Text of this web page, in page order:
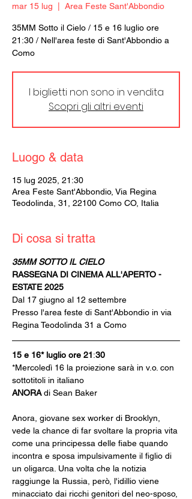
mar 15 lug Area Feste Sant'Abbondio
35MM Sotto il Cielo / 15 e 16 luglio ore
21:30 / Nell'area feste di Sant'Abbondio a
Como
I biglietti non sono in vendita
Scopri gli altri eventi
Luogo & data
15 lug 2025, 21:30
Area Feste Sant'Abbondio, Via Regina
Teodolinda, 31, 22100 Como CO, Italia
Di cosa si tratta
35MM SOTTO IL CIELO
RASSEGNA DI CINEMA ALL'APERTO -
ESTATE 2025
Dal 17 giugno al 12 settembre
Presso l'area feste di Sant'Abbondio in via
Regina Teodolinda 31 a Como
15 e 16* luglio ore 21:30
*Mercoledì 16 la proiezione sarà in v.o. con
sottotitoli in italiano
ANORA di Sean Baker
Anora, giovane sex worker di Brooklyn,
vede la chance di far svoltare la propria vita
come una principessa delle fiabe quando
incontra e sposa impulsivamente il figlio di
un oligarca. Una volta che la notizia
raggiunge la Russia, però, l'idillio viene
minacciato dai ricchi genitori del neo-sposo,